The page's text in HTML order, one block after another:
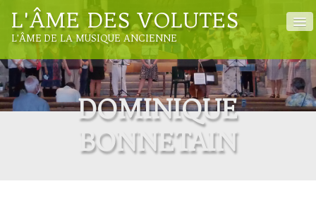
L'ÂME DES VOLUTES
L'ÂME DE LA MUSIQUE ANCIENNE
ACCUEIL
L'ASSOCIATION
LES INTERVENANTS
DOMINIQUE
BONNETAIN